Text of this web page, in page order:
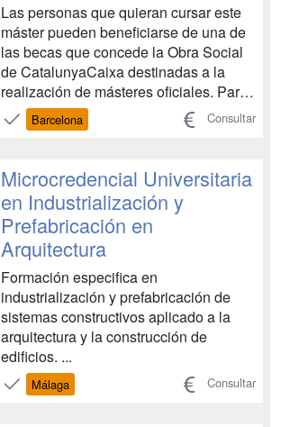
Las personas que quieran cursar este
máster pueden beneficiarse de una de
las becas que concede la Obra Social
de CatalunyaCaixa destinadas a la
realización de másteres oficiales. Para
este máster se concede una ayuda de
5.000 euros. Los requisitos son tener un
nacionalidad española y cursar el
máster con dedicación...
Barcelona Consultar
Microcredencial Universitaria
en Industrialización y
Prefabricación en
Arquitectura
Formación especifica en
industrialización y prefabricación de
sistemas constructivos aplicado a la
arquitectura y la construcción de
edificios. ...
Málaga Consultar